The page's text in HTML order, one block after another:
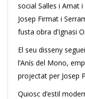
social Salles i Amat
Josep Firmat i
fusta obra d’Ignasi
El seu disseny
l’Anís del Mono,
projectat per Josep
Quiosc d’estil